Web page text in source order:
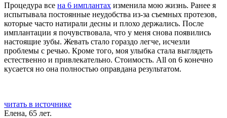
Процедура все на 6 имплантах изменила мою жизнь. Ранее я
испытывала постоянные неудобства из-за съемных протезов,
которые часто натирали десны и плохо держались. После
имплантации я почувствовала, что у меня снова появились
настоящие зубы. Жевать стало гораздо легче, исчезли
проблемы с речью. Кроме того, моя улыбка стала выглядеть
естественно и привлекательно. Стоимость. All on 6 конечно
кусается но она полностью оправдана результатом.
читать в источнике
Елена, 65 лет.